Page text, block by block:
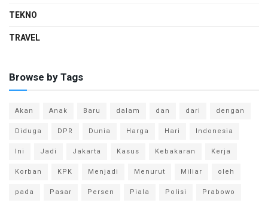
TEKNO
TRAVEL
Browse by Tags
Akan Anak Baru dalam dan dari
dengan
Diduga
DPR Dunia Harga Hari
Indonesia
Ini
Jadi Jakarta Kasus Kebakaran
Kerja
Korban
KPK Menjadi Menurut Miliar
oleh
pada
Pasar Persen Piala Polisi
Prabowo